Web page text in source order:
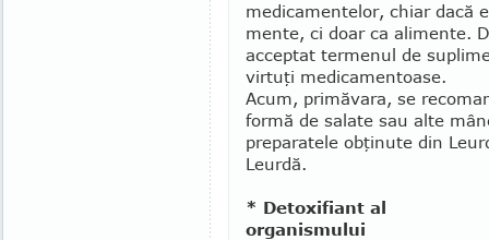
medicamentelor, chiar dacă
mente, ci doar ca alimen­te.
acceptat termenul de
virtuţi medica­men­­toase.
Acum, primăvara, se
formă de salate sau alte
preparatele obţi­nute din
Leurdă.
* Detoxifiant al
organismului